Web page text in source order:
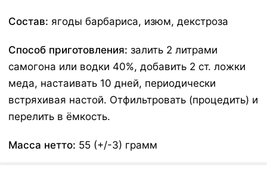
Состав: ягоды барбариса, изюм, декстроза
Способ приготовления: залить 2 литрами
самогона или водки 40%, добавить 2 ст. ложки
меда, настаивать 10 дней, периодически
встряхивая настой. Отфильтровать (процедить) и
перелить в ёмкость.
Масса нетто: 55 (+/-3) грамм